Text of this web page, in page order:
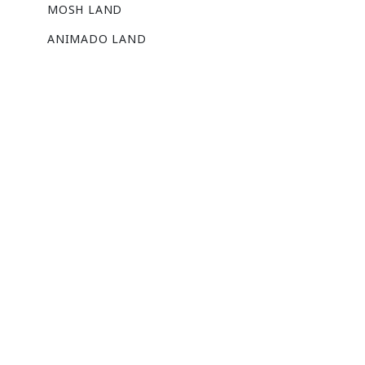
MOSH LAND
ANIMADO LAND